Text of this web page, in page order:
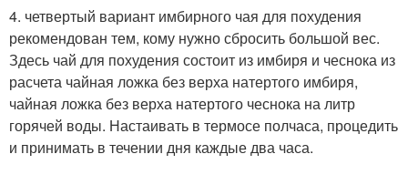
4. четвертый вариант имбирного чая для похудения
рекомендован тем, кому нужно сбросить большой вес.
Здесь чай для похудения состоит из имбиря и чеснока из
расчета чайная ложка без верха натертого имбиря,
чайная ложка без верха натертого чеснока на литр
горячей воды. Настаивать в термосе полчаса, процедить
и принимать в течении дня каждые два часа.